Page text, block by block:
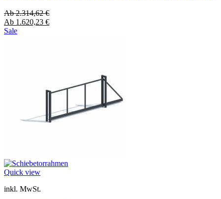
Ab2.314,62€
Ab 1.620,23 €
Sale
Quick view
inkl. MwSt.